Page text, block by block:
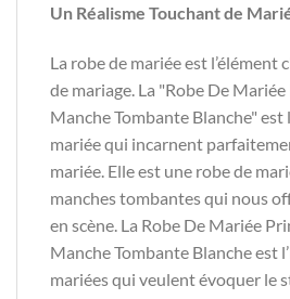
Un Réalisme Touchant de
La robe de mariée est l’élément
de mariage. La "Robe De
Manche Tombante Blanche" est
mariée qui incarnent
mariée. Elle est une robe de
manches tombantes qui nous
en scène. La Robe De Mariée
Manche Tombante Blanche est
mariées qui veulent évoquer le